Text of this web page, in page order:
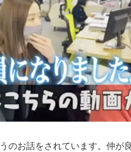
のお話をされています。仲が